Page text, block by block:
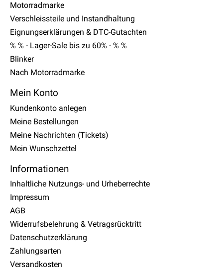
Motorradmarke
Verschleissteile und Instandhaltung
Eignungserklärungen & DTC-Gutachten
% % - Lager-Sale bis zu 60% - % %
Blinker
Nach Motorradmarke
Mein Konto
Kundenkonto anlegen
Meine Bestellungen
Meine Nachrichten (Tickets)
Mein Wunschzettel
Informationen
Inhaltliche Nutzungs- und Urheberrechte
Impressum
AGB
Widerrufsbelehrung & Vetragsrücktritt
Datenschutzerklärung
Zahlungsarten
Versandkosten